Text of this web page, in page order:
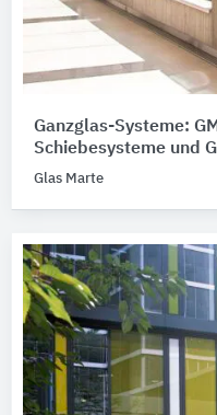
Ganzglas-Systeme:
Schiebesysteme und
Glas Marte